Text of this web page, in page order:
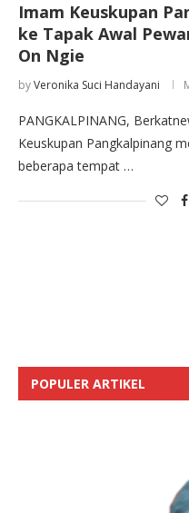
Imam Keuskupan
ke Tapak Awal
On Ngie
byVeronika Suci Handayani
PANGKALPINANG,
Keuskupan Pangkalpinang
beberapa tempat …
POPULER ARTIKEL